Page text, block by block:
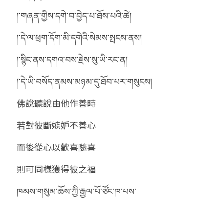
།་གཞན་གྱིས་དགེ་བ་བྱེད་པ་ཐོས་པའི་ཚེ།
།་དེ་ལ་ཕྲག་དོག་མི་དགེའི་སེམས་སྤངས་ནས།
།་སྙིང་ནས་དགའ་བས་རྗེས་སུ་ཡི་རང་ན།
།་དེ་ཡི་བསོད་ནམས་མཉམ་དུ་ཐོབ་པར་གསུངས།
佛說聽說由他作善時
若對彼斷嫉妒不善心
而後從心以歡喜隨喜
則可同樣獲得彼之福
ཁམས་གསུམ་ཆོས་ཀྱི་རྒྱལ་པོ་ཙོང་ཁ་པས་